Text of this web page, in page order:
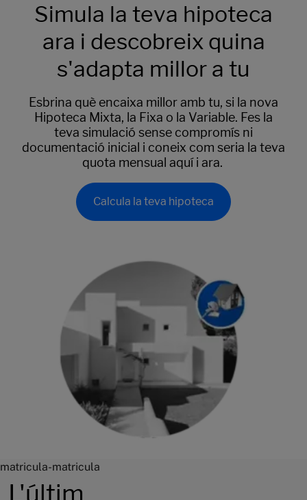
Simula la teva hipoteca
ara i descobreix quina
s'adapta millor a tu
Esbrina què encaixa millor amb tu, si la nova
Hipoteca Mixta, la Fixa o la Variable. Fes la
teva simulació sense compromís ni
documentació inicial i coneix com seria la teva
quota mensual aquí i ara.
Calcula la teva hipoteca
matricula-matricula
L'últim